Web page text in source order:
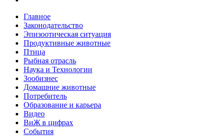
Главное
Законодательство
Эпизоотическая ситуация
Продуктивные животные
Птица
Рыбная отрасль
Наука и Технологии
Зообизнес
Домашние животные
Потребитель
Образование и карьера
Видео
ВиЖ в цифрах
События